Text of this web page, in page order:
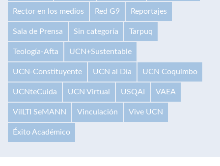
Rector en los medios Red G9 Reportajes
Sala de Prensa Sin categoría Tarpuq
Teología-Afta UCN+Sustentable
UCN-Constituyente UCN al Día UCN Coquimbo
UCNteCuida UCN Virtual USQAI VAEA
VilLTI SeMANN Vinculación Vive UCN
Éxito Académico